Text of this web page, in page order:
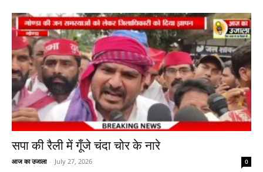
सपा की रैली में गूँजे चंदा चोर के नारे
आज का उजाला - July 27, 2026 0